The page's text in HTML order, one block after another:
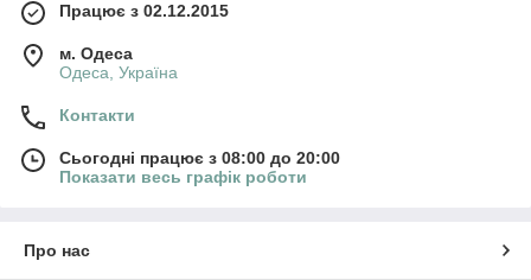
Працює з 02.12.2015
м. Одеса
Одеса, Україна
Контакти
Сьогодні працює з 08:00 до 20:00
Показати весь графік роботи
Про нас